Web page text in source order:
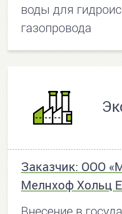
воды для
газопровода
Заказчик: ООО
Мелнхоф Хольц